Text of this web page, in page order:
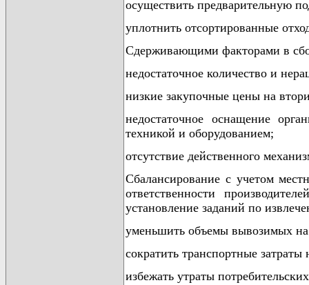
осуществить предварительную
уплотнить отсортированные
Сдерживающими факторами в
недостаточное количество и
низкие закупочные цены на
недостаточное оснащение
техникой и оборудованием;
отсутствие действенного
Сбалансирование с учетом
ответственности
установление заданий по
уменьшить объемы вывозимых
сократить транспортные затраты
избежать утраты